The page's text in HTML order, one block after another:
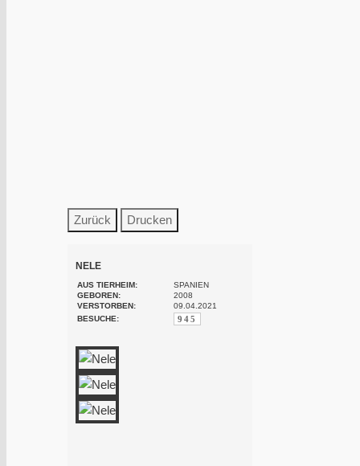
NELE
AUS TIERHEIM:
SPANIEN
GEBOREN:
2008
VERSTORBEN:
09.04.2021
BESUCHE:
945